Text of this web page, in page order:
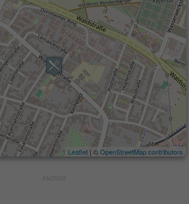
Leaflet | ©OpenStreetMap contributors